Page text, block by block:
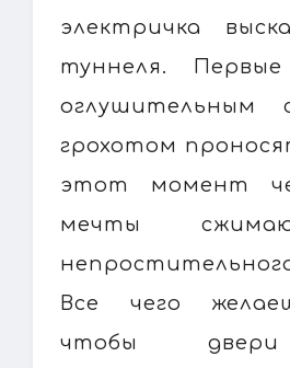
электричка
туннеля.
оглушительным
грохотом
этот момент
мечты
Все чего
чтобы